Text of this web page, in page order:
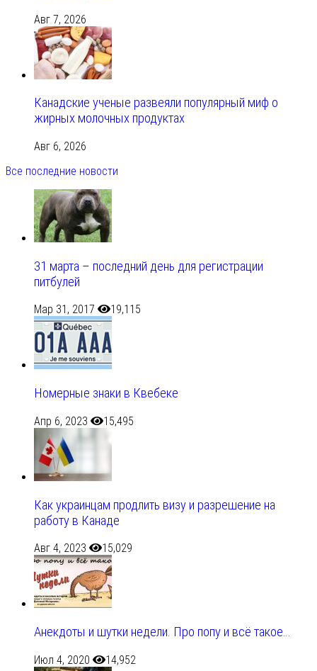
Авг 7, 2026
Канадские ученые развеяли популярный миф о
жирных молочных продуктах
Авг 6, 2026
Все последние новости
31 марта – последний день для регистрации
питбулей
Мар 31, 2017 19,115
Номерные знаки в Квебеке
Апр 6, 2023 15,495
Как украинцам продлить визу и разрешение на
работу в Канаде
Авг 4, 2023 15,029
Анекдоты и шутки недели. Про попу и всё такое…
Июл 4, 2020 14,952